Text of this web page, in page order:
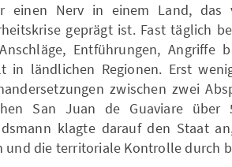
einen Nerv in einem Land, das
geprägt ist. Fast täglich
Entführungen, Angriffe
in ländlichen Regionen. Erst
zwischen zwei
San Juan de Guaviare über
klagte darauf den Staat
und die territoriale Kontrolle durch